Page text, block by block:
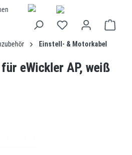
Einstell- & Motorkabel
eWickler AP, weiß